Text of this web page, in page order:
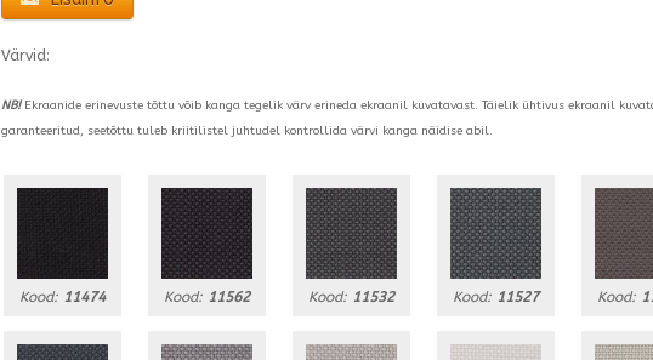
Värvid:
NB!Ekraanide erinevuste tõttu võib kanga tegelik värv erineda ekraanil kuvatavast. Täielik ühtivus ekraanil
garanteeritud, seetõttu tuleb kriitilistel juhtudel kontrollida värvi kanga näidise abil.
Kood: 11474 Kood: 11562 Kood: 11532 Kood: 11527 Kood: